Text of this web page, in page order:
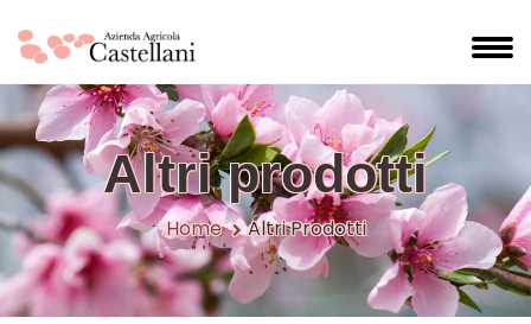
Altri prodotti
Home Altri Prodotti